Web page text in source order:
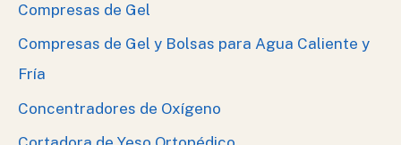
Compresas de Gel
Compresas de Gel y Bolsas para Agua Caliente y
Fría
Concentradores de Oxígeno